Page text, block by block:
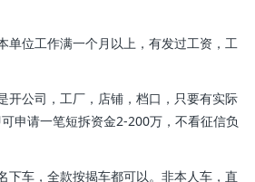
单位工作满一个月以上，有发过工资，工
开公司，工厂，店铺，档口，只要有实际
申请一笔短拆资金2-200万，不看征信负
下车，全款按揭车都可以。非本人车，直